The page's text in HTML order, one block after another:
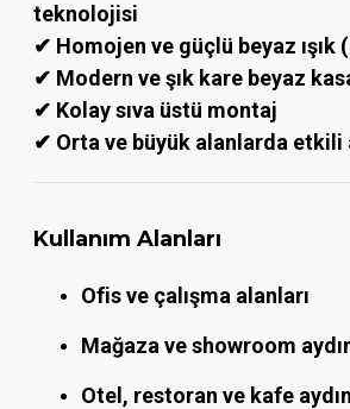
teknolojisi
✔ Homojen ve güçlü beyaz ışık
✔ Modern ve şık kare beyaz
✔ Kolay sıva üstü montaj
✔ Orta ve büyük alanlarda etkili
Kullanım Alanları
Ofis ve çalışma alanları
Mağaza ve showroom
Otel, restoran ve kafe